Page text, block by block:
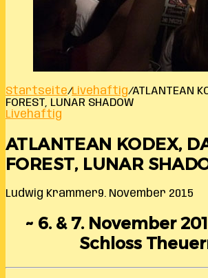
Startseite/Livehaftig/ATLANTEAN
FOREST, LUNAR SHADOW
Livehaftig
ATLANTEAN KODEX,
FOREST, LUNAR
Ludwig Krammer9. November 2015
~ 6. & 7. November
Schloss